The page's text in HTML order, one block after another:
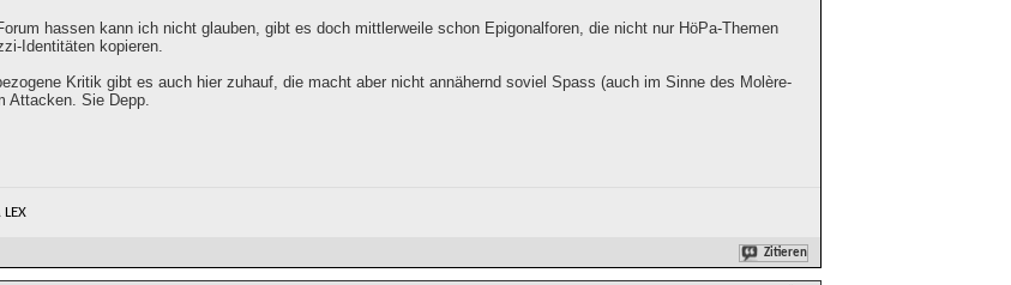
hassen kann ich nicht glauben, gibt es doch mittlerweile schon Epigonalforen, die nicht nur HöPa-Themen
Identitäten kopieren.
Kritik gibt es auch hier zuhauf, die macht aber nicht annähernd soviel Spass (auch im Sinne des Molère-
Attacken. Sie Depp.
LEX
Zitieren